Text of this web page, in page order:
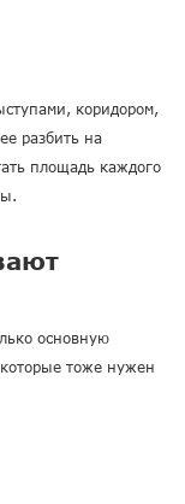
коридором,
разбить на
площадь каждого
основную
тоже нужен